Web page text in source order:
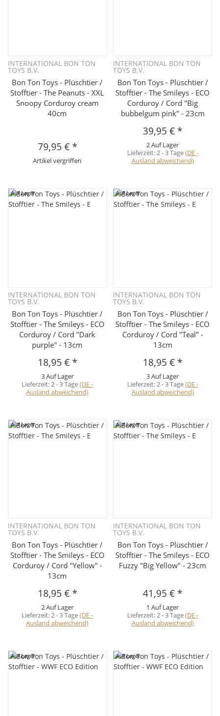
INTERNATIONAL BON TON
TOYS B.V.
Bon Ton Toys - Plüschtier /
Stofftier - The Peanuts - XXL
Snoopy Corduroy cream
40cm
79,95 € *
Artikel vergriffen
INTERNATIONAL BON TON
TOYS B.V.
Bon Ton Toys - Plüschtier /
Stofftier - The Smileys - ECO
Corduroy / Cord "Big
bubbelgum pink" - 23cm
39,95 € *
2 Auf Lager
Lieferzeit:2 - 3 Tage(DE -
Ausland abweichend)
Auf Lager
INTERNATIONAL BON TON
TOYS B.V.
Bon Ton Toys - Plüschtier /
Stofftier - The Smileys - ECO
Corduroy / Cord "Dark
purple" - 13cm
18,95 € *
3 Auf Lager
Lieferzeit:2 - 3 Tage(DE -
Ausland abweichend)
Auf Lager
INTERNATIONAL BON TON
TOYS B.V.
Bon Ton Toys - Plüschtier /
Stofftier - The Smileys - ECO
Corduroy / Cord "Teal" -
13cm
18,95 € *
3 Auf Lager
Lieferzeit:2 - 3 Tage(DE -
Ausland abweichend)
Auf Lager
INTERNATIONAL BON TON
TOYS B.V.
Bon Ton Toys - Plüschtier /
Stofftier - The Smileys - ECO
Corduroy / Cord "Yellow" -
13cm
18,95 € *
2 Auf Lager
Lieferzeit:2 - 3 Tage(DE -
Ausland abweichend)
Auf Lager
INTERNATIONAL BON TON
TOYS B.V.
Bon Ton Toys - Plüschtier /
Stofftier - The Smileys - ECO
Fuzzy "Big Yellow" - 23cm
41,95 € *
1 Auf Lager
Lieferzeit:2 - 3 Tage(DE -
Ausland abweichend)
Auf Lager Auf Lager